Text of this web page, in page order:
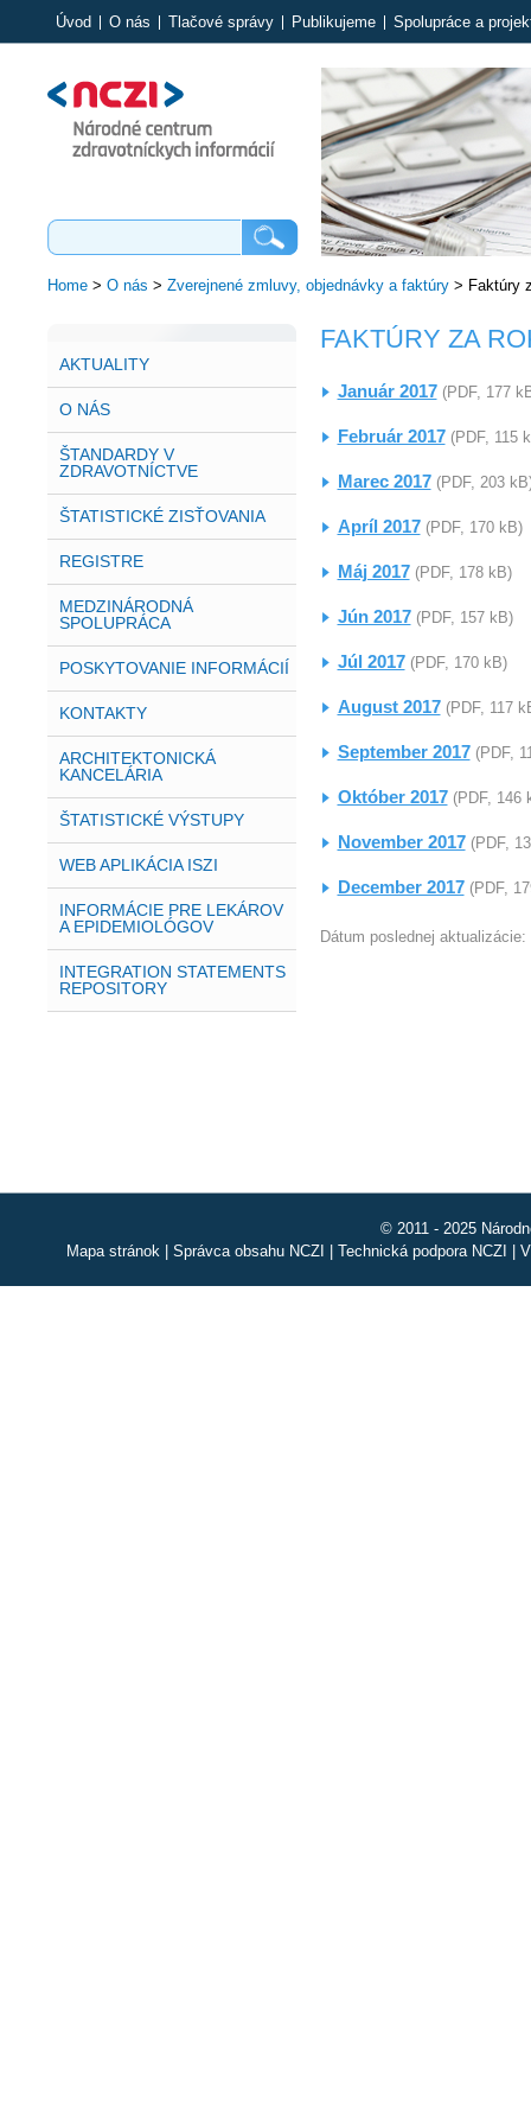
Úvod O nás Tlačové správy Publikujeme Spolupráce a
Home> O nás > Zverejnené zmluvy, objednávky a faktúry> Faktúry
AKTUALITY
O NÁS
ŠTANDARDY V
ZDRAVOTNÍCTVE
ŠTATISTICKÉ ZISŤOVANIA
REGISTRE
MEDZINÁRODNÁ
SPOLUPRÁCA
POSKYTOVANIE INFORMÁCIÍ
KONTAKTY
ARCHITEKTONICKÁ
KANCELÁRIA
ŠTATISTICKÉ VÝSTUPY
WEB APLIKÁCIA ISZI
INFORMÁCIE PRE LEKÁROV
A EPIDEMIOLÓGOV
INTEGRATION STATEMENTS
REPOSITORY
FAKTÚRY ZA
Január 2017 (PDF, 177
Február 2017 (PDF, 115
Marec 2017 (PDF, 203
Apríl 2017 (PDF, 170 kB)
Máj 2017 (PDF, 178 kB)
Jún 2017 (PDF, 157 kB)
Júl 2017 (PDF, 170 kB)
August 2017 (PDF, 117
September 2017 (PDF,
Október 2017 (PDF, 146
November 2017 (PDF,
December 2017 (PDF,
Dátum poslednej aktualizácie:
© 2011 - 2025
Mapa stránok| Správca obsahu NCZI Technická podpora NCZI